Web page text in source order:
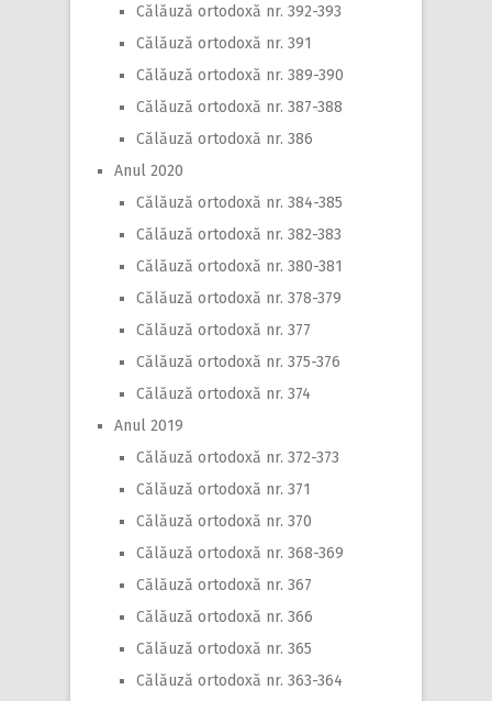
Călăuză ortodoxă nr. 392-393
Călăuză ortodoxă nr. 391
Călăuză ortodoxă nr. 389-390
Călăuză ortodoxă nr. 387-388
Călăuză ortodoxă nr. 386
Anul 2020
Călăuză ortodoxă nr. 384-385
Călăuză ortodoxă nr. 382-383
Călăuză ortodoxă nr. 380-381
Călăuză ortodoxă nr. 378-379
Călăuză ortodoxă nr. 377
Călăuză ortodoxă nr. 375-376
Călăuză ortodoxă nr. 374
Anul 2019
Călăuză ortodoxă nr. 372-373
Călăuză ortodoxă nr. 371
Călăuză ortodoxă nr. 370
Călăuză ortodoxă nr. 368-369
Călăuză ortodoxă nr. 367
Călăuză ortodoxă nr. 366
Călăuză ortodoxă nr. 365
Călăuză ortodoxă nr. 363-364